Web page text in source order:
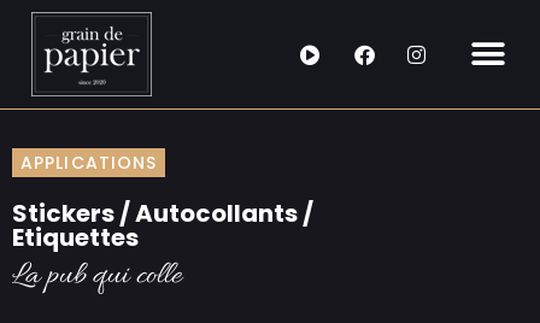
Aller
contenu
F
a
e
I
n
t
APPLICATIONS
Stickers / Autocollants /
Etiquettes
La pub qui colle